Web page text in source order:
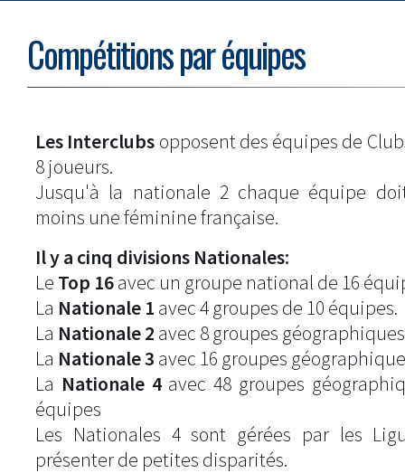
Compétitions par équipes
Les Interclubs opposent des équipes de
8 joueurs.
Jusqu'à la nationale 2 chaque équipe
moins une féminine française.
Il y a cinq divisions Nationales:
Le Top 16avec un groupe national de 16
La Nationale 1 avec 4 groupes de 10 équipes.
La Nationale 2 avec 8 groupes
La Nationale 3 avec 16 groupes
La Nationale 4avec 48 groupes
équipes
Les Nationales 4 sont gérées par les
présenter de petites disparités.